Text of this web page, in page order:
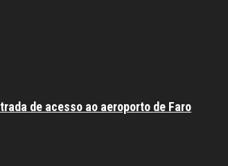
de acesso ao aeroporto de Faro